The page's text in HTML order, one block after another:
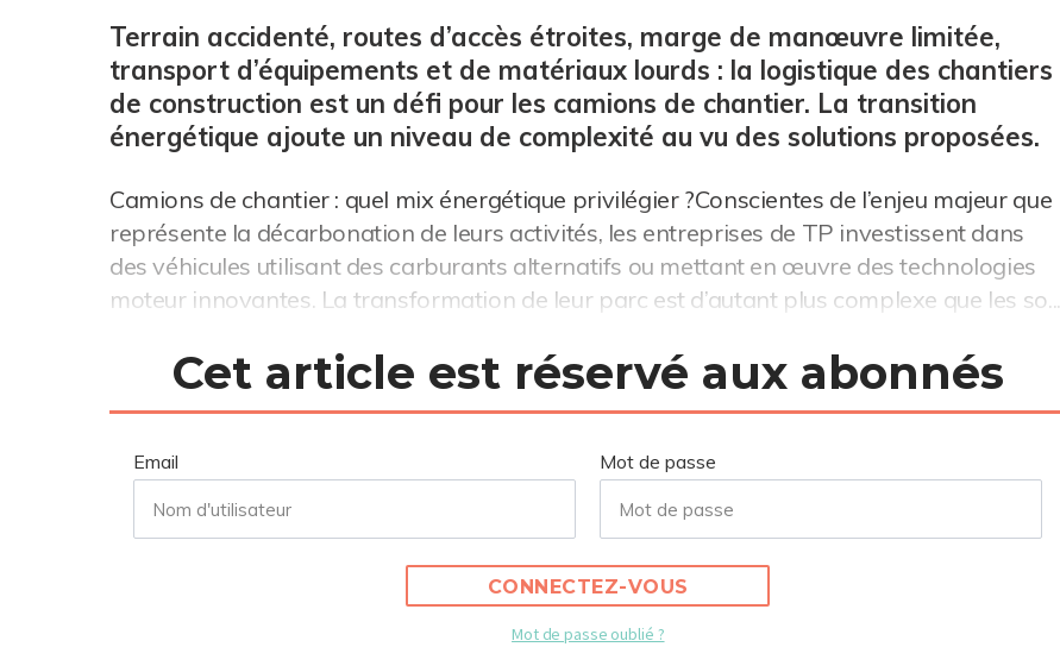
Terrain accidenté, routes d’accès étroites, marge de manœuvre limitée,
transport d’équipements et de matériaux lourds : la logistique des chantiers
de construction est un défi pour les camions de chantier. La transition
énergétique ajoute un niveau de complexité au vu des solutions proposées.
Camions de chantier : quel mix énergétique privilégier ?Conscientes de l’enjeu majeur que
représente la décarbonation de leurs activités, les entreprises de TP investissent dans
des véhicules utilisant des carburants alternatifs ou mettant en œuvre des technologies
moteur innovantes. La transformation de leur parc est d’autant plus complexe que les so...
Cet article est réservé aux abonnés
Email Mot de passe
CONNECTEZ-VOUS
Mot de passe oublié ?